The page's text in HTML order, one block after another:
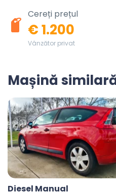
Cereți prețul
€ 1.200
Vânzător privat
Mașină
Diesel Manual